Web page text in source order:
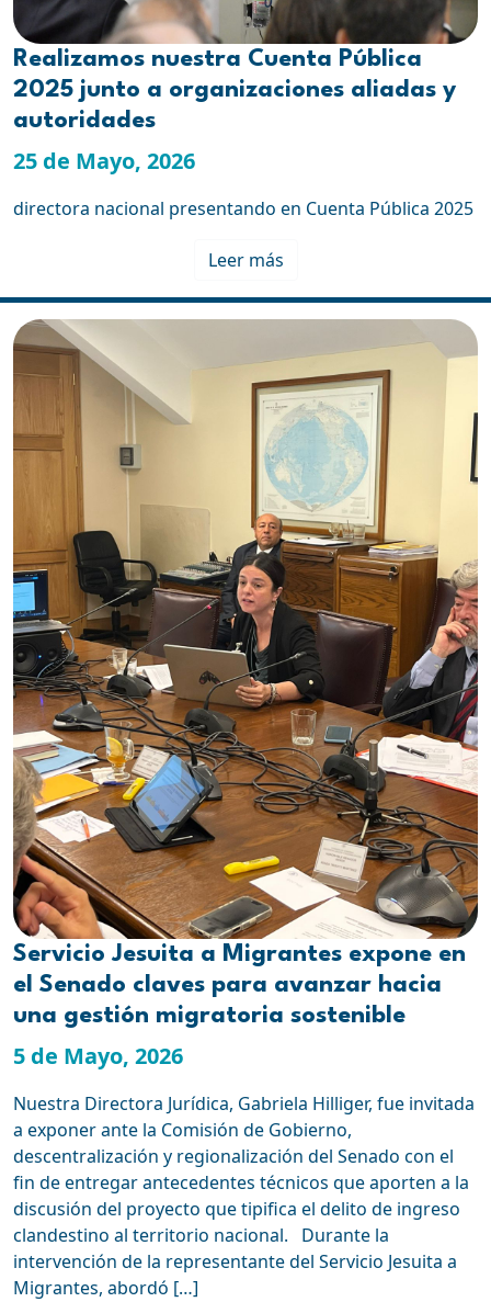
Realizamos nuestra Cuenta Pública
2025 junto a organizaciones aliadas y
autoridades
25 de Mayo, 2026
directora nacional presentando en Cuenta Pública 2025
Leer más
Servicio Jesuita a Migrantes expone en
el Senado claves para avanzar hacia
una gestión migratoria sostenible
5 de Mayo, 2026
Nuestra Directora Jurídica, Gabriela Hilliger, fue invitada
a exponer ante la Comisión de Gobierno,
descentralización y regionalización del Senado con el
fin de entregar antecedentes técnicos que aporten a la
discusión del proyecto que tipifica el delito de ingreso
clandestino al territorio nacional. Durante la
intervención de la representante del Servicio Jesuita a
Migrantes, abordó […]